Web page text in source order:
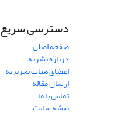
دسترسی سریع
صفحه اصلی
درباره نشریه
اعضای هیات تحریریه
ارسال مقاله
تماس با ما
نقشه سایت